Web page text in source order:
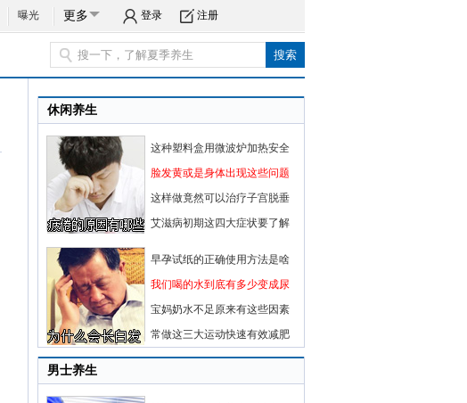
曝光 更多 登录 注册
休闲养生
这种塑料盒用微波炉加热安全
脸发黄或是身体出现这些问题
这样做竟然可以治疗子宫脱垂
艾滋病初期这四大症状要了解
早孕试纸的正确使用方法是啥
我们喝的水到底有多少变成尿
宝妈奶水不足原来有这些因素
常做这三大运动快速有效减肥
男士养生